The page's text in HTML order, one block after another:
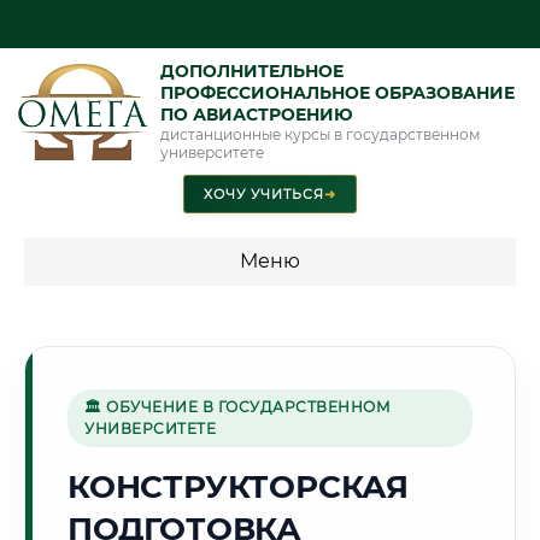
ДОПОЛНИТЕЛЬНОЕ
ПРОФЕССИОНАЛЬНОЕ ОБРАЗОВАНИЕ
ПО АВИАСТРОЕНИЮ
дистанционные курсы в государственном
университете
ХОЧУ УЧИТЬСЯ➜
Меню
🌅
Г. АКТЮБИНСК
🏛 ОБУЧЕНИЕ В ГОСУДАРСТВЕННОМ
УНИВЕРСИТЕТЕ
КОНСТРУКТОРСКАЯ
ПОДГОТОВКА